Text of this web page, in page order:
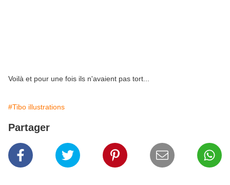
Voilà et pour une fois ils n'avaient pas tort...
#Tibo illustrations
Partager